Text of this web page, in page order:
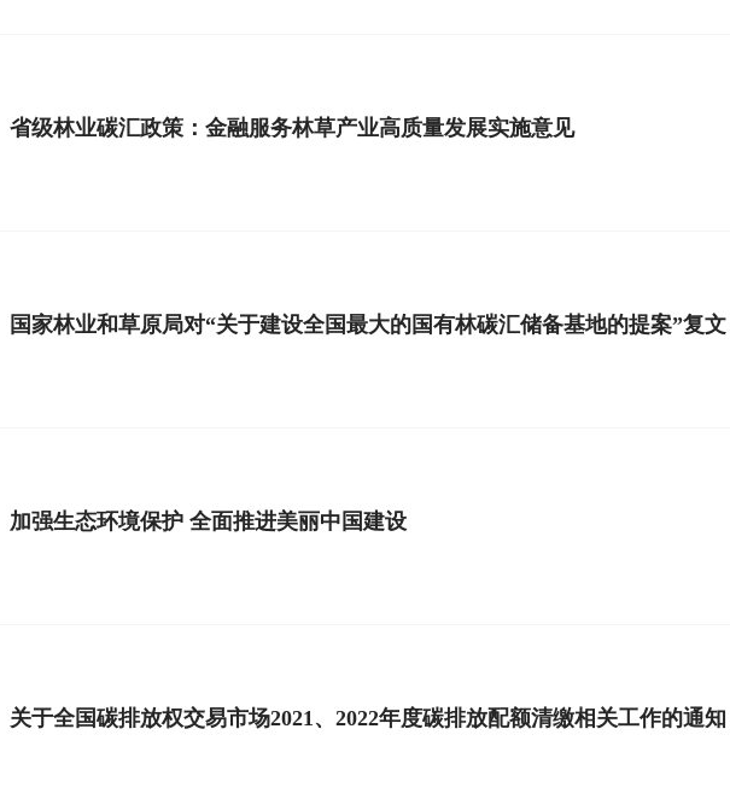
省级林业碳汇政策：金融服务林草产业高质量发展实施意见
国家林业和草原局对“关于建设全国最大的国有林碳汇储备基地的提案”复文
加强生态环境保护 全面推进美丽中国建设
关于全国碳排放权交易市场2021、2022年度碳排放配额清缴相关工作的通知